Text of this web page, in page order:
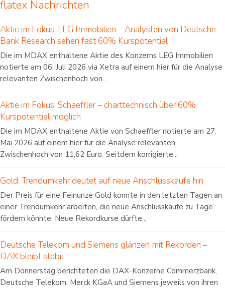
flatex Nachrichten
Aktie im Fokus: LEG Immobilien – Analysten von Deutsche
Bank Research sehen fast 60% Kurspotential
Die im MDAX enthaltene Aktie des Konzerns LEG Immobilien
notierte am 06. Juli 2026 via Xetra auf einem hier für die Analyse
relevanten Zwischenhoch von...
Aktie im Fokus: Schaeffler – charttechnisch über 60%
Kurspotential möglich
Die im MDAX enthaltene Aktie von Schaeffler notierte am 27.
Mai 2026 auf einem hier für die Analyse relevanten
Zwischenhoch von 11,62 Euro. Seitdem korrigierte...
Gold: Trendumkehr deutet auf neue Anschlusskäufe hin
Der Preis für eine Feinunze Gold konnte in den letzten Tagen an
einer Trendumkehr arbeiten, die neue Anschlusskäufe zu Tage
fördern könnte. Neue Rekordkurse dürfte...
Deutsche Telekom und Siemens glänzen mit Rekorden –
DAX bleibt stabil
Am Donnerstag berichteten die DAX-Konzerne Commerzbank,
Deutsche Telekom, Merck KGaA und Siemens jeweils von ihren